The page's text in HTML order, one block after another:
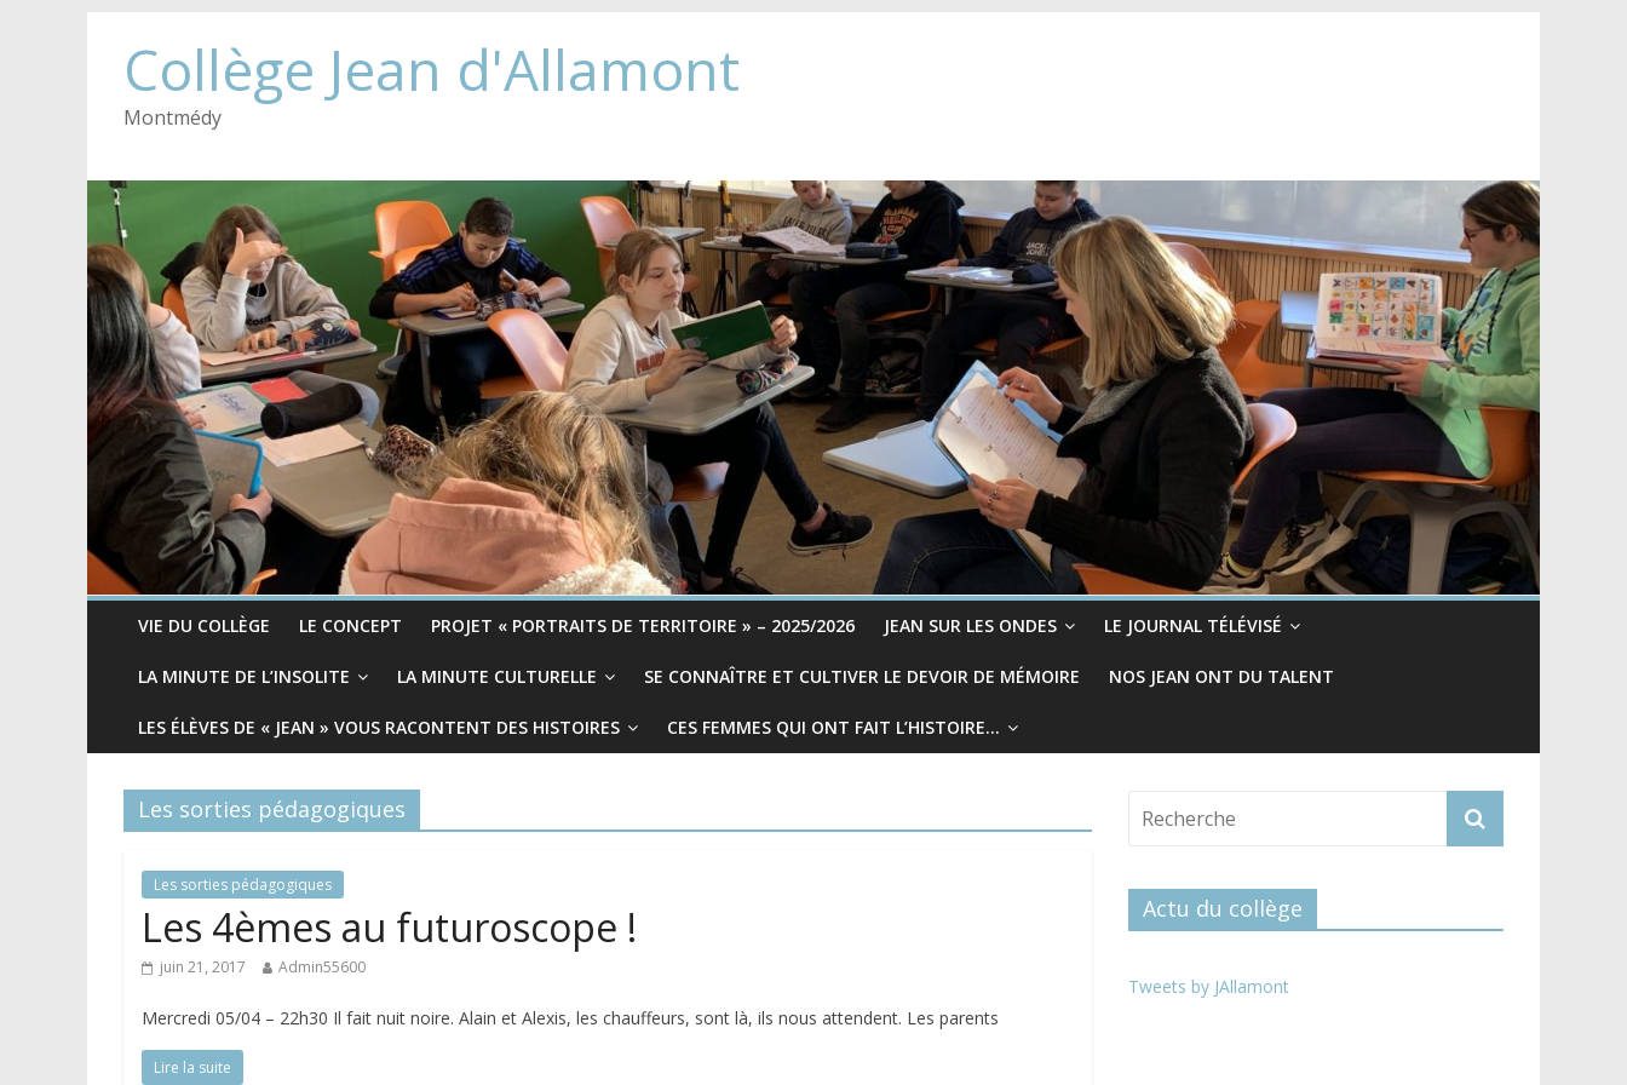
Collège Jean d'Allamont
Montmédy
VIE DU COLLÈGE LE CONCEPT PROJET « PORTRAITS DE TERRITOIRE » – 2025/2026 JEAN SUR LES ONDES LE JOURNAL TÉLÉVISÉ
LA MINUTE DE L’INSOLITE LA MINUTE CULTURELLE SE CONNAÎTRE ET CULTIVER LE DEVOIR DE MÉMOIRE NOS JEAN ONT DU TALENT
LES ÉLÈVES DE « JEAN » VOUS RACONTENT DES HISTOIRES CES FEMMES QUI ONT FAIT L’HISTOIRE…
Les sorties pédagogiques
Les sorties pédagogiques
Les 4èmes au futuroscope !
juin 21, 2017 Admin55600
Mercredi 05/04 – 22h30 Il fait nuit noire. Alain et Alexis, les chauffeurs, sont là, ils nous attendent. Les parents
Lire la suite
Actu du collège
Tweets by JAllamont